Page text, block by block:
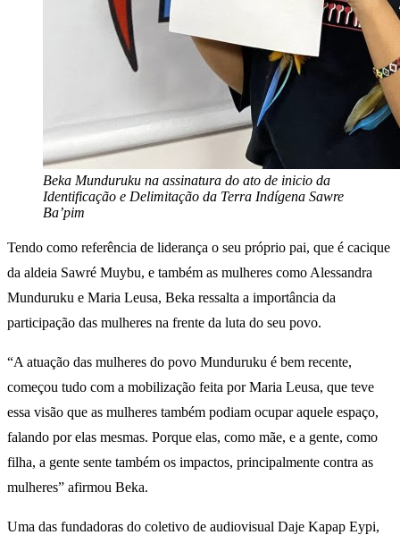
Beka Munduruku na assinatura do ato de inicio da
Identificação e Delimitação da Terra Indígena Sawre
Ba’pim
Tendo como referência de liderança o seu próprio pai, que é cacique
da aldeia Sawré Muybu, e também as mulheres como Alessandra
Munduruku e Maria Leusa, Beka ressalta a importância da
participação das mulheres na frente da luta do seu povo.
“A atuação das mulheres do povo Munduruku é bem recente,
começou tudo com a mobilização feita por Maria Leusa, que teve
essa visão que as mulheres também podiam ocupar aquele espaço,
falando por elas mesmas. Porque elas, como mãe, e a gente, como
filha, a gente sente também os impactos, principalmente contra as
mulheres” afirmou Beka.
Uma das fundadoras do coletivo de audiovisual Daje Kapap Eypi,